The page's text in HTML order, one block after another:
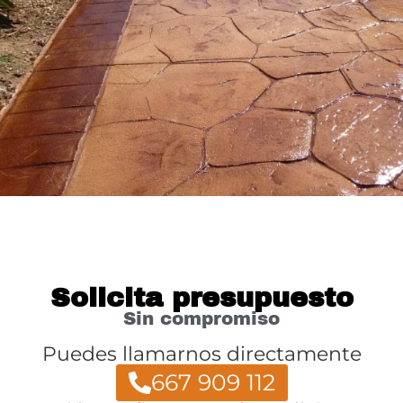
Solicita presupuesto
Sin compromiso
Puedes llamarnos directamente
667 909 112